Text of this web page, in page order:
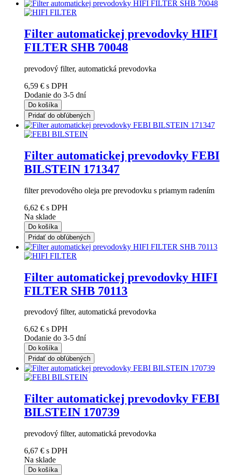
Filter automatickej prevodovky HIFI
FILTER SHB 70048
prevodový filter, automatická prevodovka
6,59 € s DPH
Dodanie do 3-5 dní
Do košíka
Pridať do obľúbených
Filter automatickej prevodovky FEBI
BILSTEIN 171347
filter prevodového oleja pre prevodovku s priamym radením
6,62 € s DPH
Na sklade
Do košíka
Pridať do obľúbených
Filter automatickej prevodovky HIFI
FILTER SHB 70113
prevodový filter, automatická prevodovka
6,62 € s DPH
Dodanie do 3-5 dní
Do košíka
Pridať do obľúbených
Filter automatickej prevodovky FEBI
BILSTEIN 170739
prevodový filter, automatická prevodovka
6,67 € s DPH
Na sklade
Do košíka